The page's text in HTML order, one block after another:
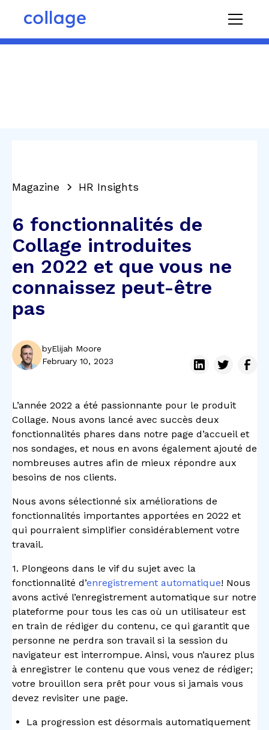
Magazine HR Insights
6 fonctionnalités de
Collage introduites
en 2022 et que vous ne
connaissez peut-être
pas
byElijah Moore
February 10, 2023
L’année 2022 a été passionnante pour le produit
Collage. Nous avons lancé avec succès deux
fonctionnalités phares dans notre page d’accueil et
nos sondages, et nous en avons également ajouté de
nombreuses autres afin de mieux répondre aux
besoins de nos clients.
Nous avons sélectionné six améliorations de
fonctionnalités importantes apportées en 2022 et
qui pourraient simplifier considérablement votre
travail.
1. Plongeons dans le vif du sujet avec la
fonctionnalité d’enregistrement automatique! Nous
avons activé l’enregistrement automatique sur notre
plateforme pour tous les cas où un utilisateur est
en train de rédiger du contenu, ce qui garantit que
personne ne perdra son travail si la session du
navigateur est interrompue. Ainsi, vous n’aurez plus
à enregistrer le contenu que vous venez de rédiger;
votre brouillon sera prêt pour vous si jamais vous
devez revisiter une page.
La progression est désormais automatiquement